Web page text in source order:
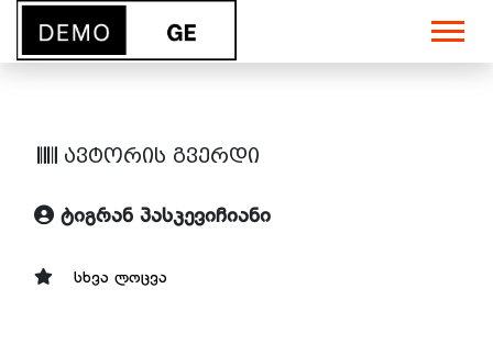
ავტორის გვერდი
ტიგრან პასკევიჩიანი
სხვა ლოცვა